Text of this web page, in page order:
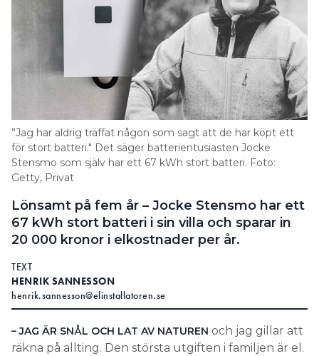
kapaciteten som du hade dag 1. Det kommer inte
att vara en plötslig störtdykning i kapacitet.
FAKTA ALEKSANDAR MATIC
ALEKSANDAR MATIC ÄR PROFESSORi fysik och chef
för avdelningen materialfysik vid Chalmers tekniska
högskola i Göteborg. Han leder forskningen på
batterier och fokus ligger på nästa generations
batteriteknik.
batterier, måste vi jobba med riktiga problem och
ständigt förbättra materialegenskaperna. Dagens
batterier är för stora, tunga, dyra och
energiinnehållet kan förbättras. Min dröm är att få
fram ett miljömässigt hållbart batteri som gör det
möjligt att köra 800 kilometer på en laddning.
Sedan ska det gå att ladda om det på en timme. Då
Källa:Chalmers
”Jag har aldrig träffat någon som sagt att de har köpt ett
för stort batteri." Det säger batterientusiasten Jocke
Stensmo som själv har ett 67 kWh stort batteri. Foto:
Getty, Privat
Lönsamt på fem år – Jocke Stensmo har ett
67 kWh stort batteri i sin villa och sparar in
20 000 kronor i elkostnader per år.
TEXT
HENRIK SANNESSON
henrik.sannesson@elinstallatoren.se
– JAG ÄR SNÅL OCH LAT AV NATUREN och jag gillar att
räkna på allting. Den största utgiften i familjen är el.